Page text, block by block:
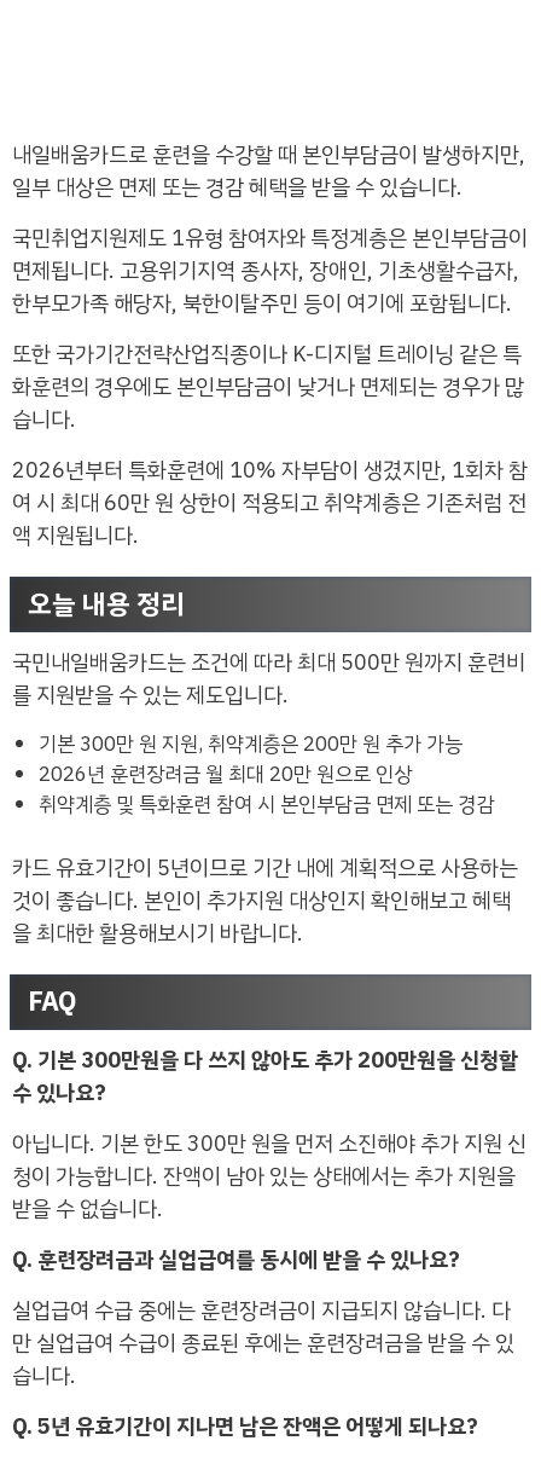
내일배움카드로 훈련을 수강할 때 본인부담금이 발생하지만,
일부 대상은 면제 또는 경감 혜택을 받을 수 있습니다.
국민취업지원제도 1유형 참여자와 특정계층은 본인부담금이
면제됩니다. 고용위기지역 종사자, 장애인, 기초생활수급자,
한부모가족 해당자, 북한이탈주민 등이 여기에 포함됩니다.
또한 국가기간전략산업직종이나 K-디지털 트레이닝 같은 특
화훈련의 경우에도 본인부담금이 낮거나 면제되는 경우가 많
습니다.
2026년부터 특화훈련에 10% 자부담이 생겼지만, 1회차 참
여 시 최대 60만 원 상한이 적용되고 취약계층은 기존처럼 전
액 지원됩니다.
오늘 내용 정리
국민내일배움카드는 조건에 따라 최대 500만 원까지 훈련비
를 지원받을 수 있는 제도입니다.
기본 300만 원 지원, 취약계층은 200만 원 추가 가능
2026년 훈련장려금 월 최대 20만 원으로 인상
취약계층 및 특화훈련 참여 시 본인부담금 면제 또는 경감
카드 유효기간이 5년이므로 기간 내에 계획적으로 사용하는
것이 좋습니다. 본인이 추가지원 대상인지 확인해보고 혜택
을 최대한 활용해보시기 바랍니다.
FAQ
Q. 기본 300만원을 다 쓰지 않아도 추가 200만원을 신청할
수 있나요?
아닙니다. 기본 한도 300만 원을 먼저 소진해야 추가 지원 신
청이 가능합니다. 잔액이 남아 있는 상태에서는 추가 지원을
받을 수 없습니다.
Q. 훈련장려금과 실업급여를 동시에 받을 수 있나요?
실업급여 수급 중에는 훈련장려금이 지급되지 않습니다. 다
만 실업급여 수급이 종료된 후에는 훈련장려금을 받을 수 있
습니다.
Q. 5년 유효기간이 지나면 남은 잔액은 어떻게 되나요?